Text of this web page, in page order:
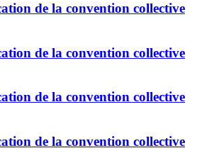
de la convention collective
de la convention collective
de la convention collective
de la convention collective